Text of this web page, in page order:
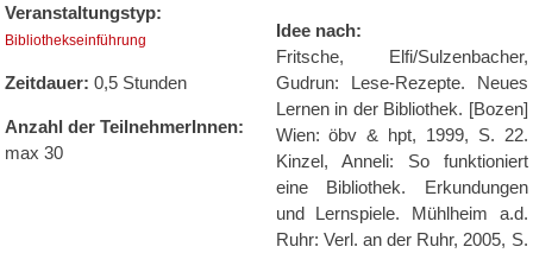
Veranstaltungstyp:
Bibliothekseinführung
Zeitdauer:0,5 Stunden
Anzahl der TeilnehmerInnen:
max 30
Idee nach:
Fritsche, Elfi/Sulzenbacher,
Gudrun: Lese-Rezepte. Neues
Lernen in der Bibliothek. [Bozen]
Wien: öbv & hpt, 1999, S. 22.
Kinzel, Anneli: So funktioniert
eine Bibliothek. Erkundungen
und Lernspiele. Mühlheim a.d.
Ruhr: Verl. an der Ruhr, 2005, S.